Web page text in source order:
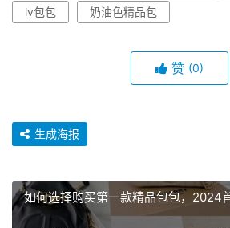
lv包包
奶油色精品包
赞 (0)
生成海报
如何选择购买第一款精品包包，2024